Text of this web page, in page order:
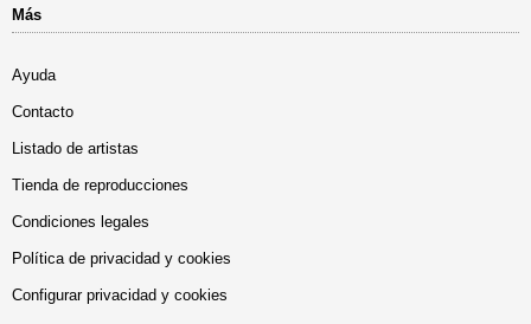
Más
Ayuda
Contacto
Listado de artistas
Tienda de reproducciones
Condiciones legales
Política de privacidad y cookies
Configurar privacidad y cookies